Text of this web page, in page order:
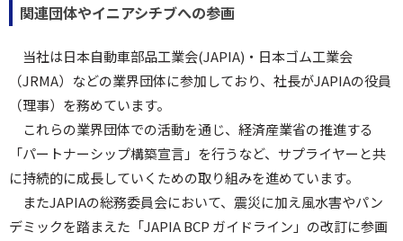
関連団体やイニアシチブへの参画
当社は日本自動車部品工業会(JAPIA)・日本ゴム工業会
（JRMA）などの業界団体に参加しており、社長がJAPIAの役員
（理事）を務めています。
これらの業界団体での活動を通じ、経済産業省の推進する
「パートナーシップ構築宣言」を行うなど、サプライヤーと共
に持続的に成長していくための取り組みを進めています。
またJAPIAの総務委員会において、震災に加え風水害やパン
デミックを踏まえた「JAPIA BCP ガイドライン」の改訂に参画